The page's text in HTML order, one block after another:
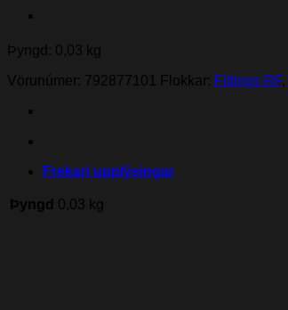
Þyngd: 0,03 kg
Vörunúmer: 792877101 Flokkar: Fittings RF,
Frekari upplýsingar
Þyngd 0,03 kg